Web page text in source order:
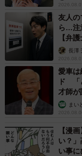
友人の
ら…注
【弁
長澤
愛車は
ド 「
才師が
まい
【漫
い？
い事